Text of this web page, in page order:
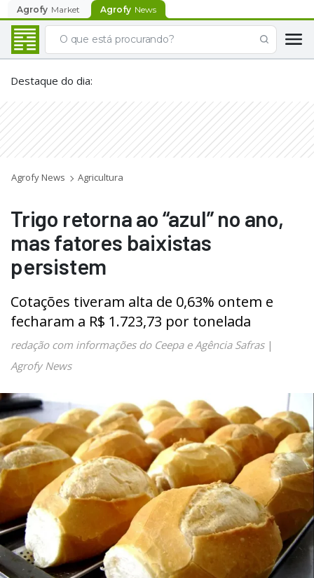
Agrofy Market Agrofy News
Destaque do dia:
Agrofy News Agricultura
Trigo retorna ao “azul” no ano,
mas fatores baixistas
persistem
Cotações tiveram alta de 0,63% ontem e
fecharam a R$ 1.723,73 por tonelada
redação com informações do Ceepa e Agência Safras|
Agrofy News